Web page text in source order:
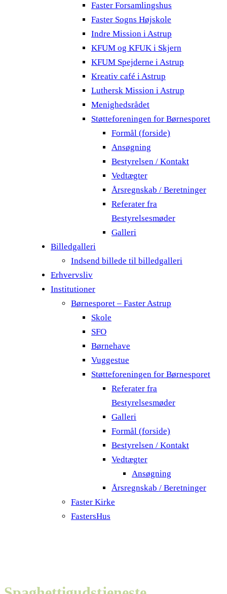
Faster Forsamlingshus
Faster Sogns Højskole
Indre Mission i Astrup
KFUM og KFUK i Skjern
KFUM Spejderne i Astrup
Kreativ café i Astrup
Luthersk Mission i Astrup
Menighedsrådet
Støtteforeningen for Børnesporet
Formål (forside)
Ansøgning
Bestyrelsen / Kontakt
Vedtægter
Årsregnskab / Beretninger
Referater fra
Bestyrelsesmøder
Galleri
Billedgalleri
Indsend billede til billedgalleri
Erhvervsliv
Institutioner
Børnesporet – Faster Astrup
Skole
SFO
Børnehave
Vuggestue
Støtteforeningen for Børnesporet
Referater fra
Bestyrelsesmøder
Galleri
Formål (forside)
Bestyrelsen / Kontakt
Vedtægter
Ansøgning
Årsregnskab / Beretninger
Faster Kirke
FastersHus